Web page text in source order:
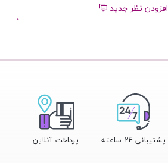
افزودن نظر جدید
پشتیبانی 24 ساعته پرداخت آنلاین